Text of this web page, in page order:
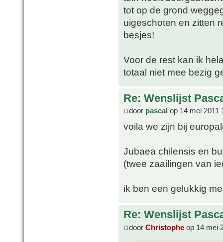
tot op de grond
uigeschoten en zitten
besjes!
Voor de rest kan ik
totaal niet mee bezig
Re: Wenslijst
door pascal op 14 mei 2011
voila we zijn bij
Jubaea chilensis en
(twee zaailingen van
ik ben een gelukkig
Re: Wenslijst
door Christophe op 14 mei